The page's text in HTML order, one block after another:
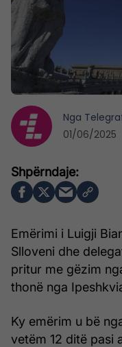
Emërimi i Luigji
Slloveni dhe
pritur me gëzim
thonë nga
Ky emërim u bë
vetëm 12 ditë pasi
Nga
01/06/2025